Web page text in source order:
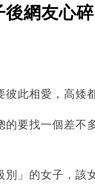
網友心
此相愛，高矮
要找一個差不
」的女子，該